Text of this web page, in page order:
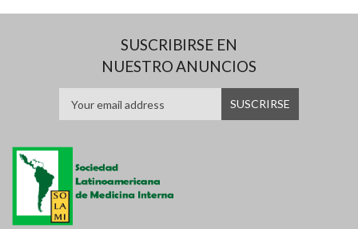
SUSCRIBIRSE EN
NUESTRO ANUNCIOS